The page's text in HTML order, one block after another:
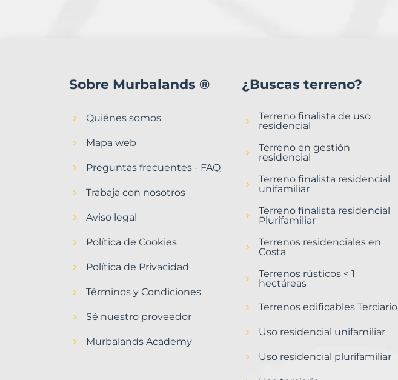
Sobre Murbalands ®
Quiénes somos
Mapa web
Preguntas frecuentes - FAQ
Trabaja con nosotros
Aviso legal
Política de Cookies
Política de Privacidad
Términos y Condiciones
Sé nuestro proveedor
Murbalands Academy
¿Buscas terreno?
Terreno finalista de uso
residencial
Terreno en gestión
residencial
Terreno finalista residencial
unifamiliar
Terreno finalista residencial
Plurifamiliar
Terrenos residenciales en
Costa
Terrenos rústicos < 1
hectáreas
Terrenos edificables Terciario
Uso residencial unifamiliar
Uso residencial plurifamiliar